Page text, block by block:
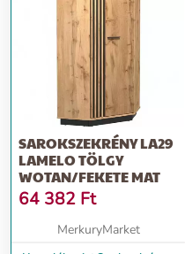
SAROKSZEKRÉNY LA29
LAMELO TÖLGY
WOTAN/FEKETE MAT
64 382 Ft
MerkuryMarket